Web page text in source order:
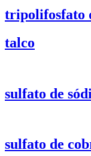
tripolifosfato
talco
sulfato de
sulfato de